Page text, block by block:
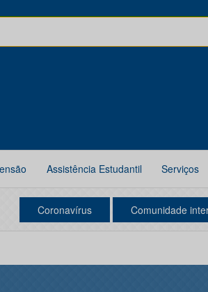
Assistência Estudantil Serviços
Coronavírus Comunidade